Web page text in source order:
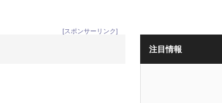
[スポンサーリンク]
注目情報